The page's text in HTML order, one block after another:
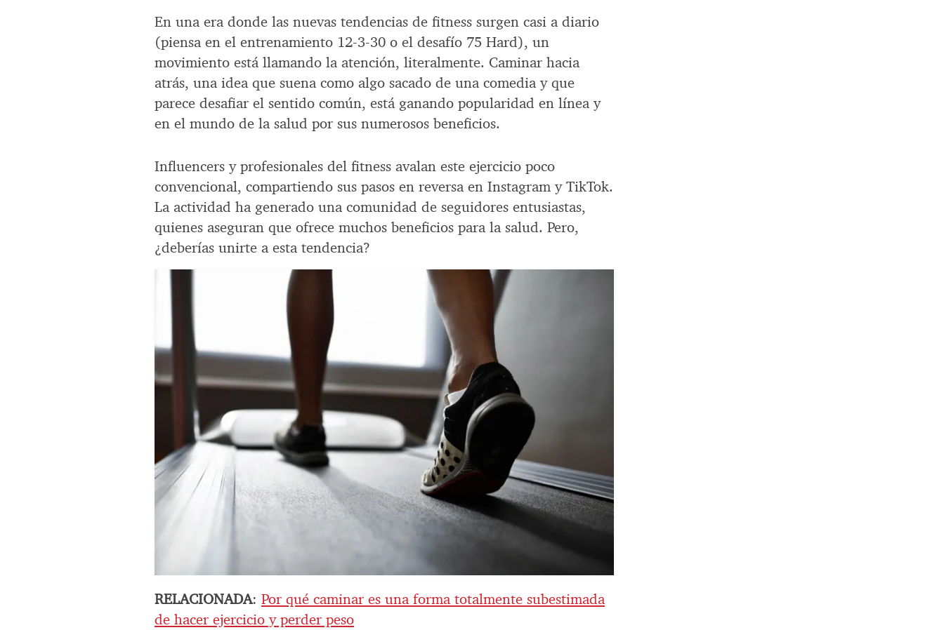
En una era donde las nuevas tendencias de fitness surgen casi a diario
(piensa en el entrenamiento 12-3-30 o el desafío 75 Hard), un
movimiento está llamando la atención, literalmente. Caminar hacia
atrás, una idea que suena como algo sacado de una comedia y que
parece desafiar el sentido común, está ganando popularidad en línea y
en el mundo de la salud por sus numerosos beneficios.
Influencers y profesionales del fitness avalan este ejercicio poco
convencional, compartiendo sus pasos en reversa en Instagram y TikTok.
La actividad ha generado una comunidad de seguidores entusiastas,
quienes aseguran que ofrece muchos beneficios para la salud. Pero,
¿deberías unirte a esta tendencia?
RELACIONADA:Por qué caminar es una forma totalmente subestimada
de hacer ejercicio y perder peso